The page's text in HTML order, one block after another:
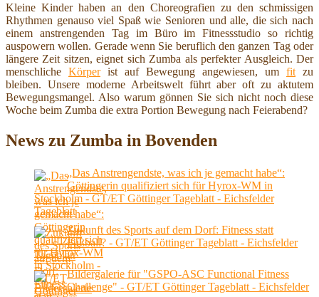
Kleine Kinder haben an den Choreografien zu den schmissigen
Rhythmen genauso viel Spaß wie Senioren und alle, die sich nach
einem anstrengenden Tag im Büro im Fitnessstudio so richtig
auspowern wollen. Gerade wenn Sie beruflich den ganzen Tag oder
längere Zeit sitzen, eignet sich Zumba als perfekter Ausgleich. Der
menschliche Körperist auf Bewegung angewiesen, um fit zu
bleiben. Unsere moderne Arbeitswelt führt aber oft zu aktutem
Bewegungsmangel. Also warum gönnen Sie sich nicht noch diese
Woche beim Zumba die extra Portion Bewegung nach Feierabend?
News zu Zumba in Bovenden
„Das Anstrengendste, was ich je gemacht habe“:
Göttingerin qualifiziert sich für Hyrox-WM in
Stockholm - GT/ET Göttinger Tageblatt - Eichsfelder
Tageblatt
Zukunft des Sports auf dem Dorf: Fitness statt
Fußball? - GT/ET Göttinger Tageblatt - Eichsfelder
Tageblatt
Bildergalerie für "GSPO-ASC Functional Fitness
Challenge" - GT/ET Göttinger Tageblatt - Eichsfelder